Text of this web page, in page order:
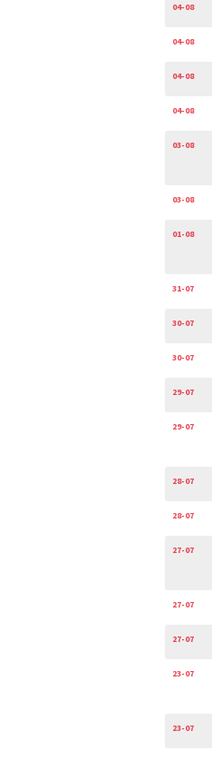
04-08
04-08
04-08
04-08
03-08
03-08
01-08
31-07
30-07
30-07
29-07
29-07
28-07
28-07
27-07
27-07
27-07
23-07
23-07